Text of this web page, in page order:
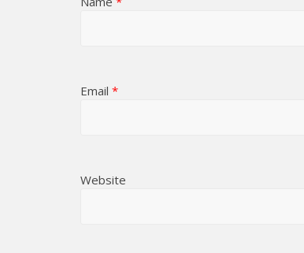
Email *
Website